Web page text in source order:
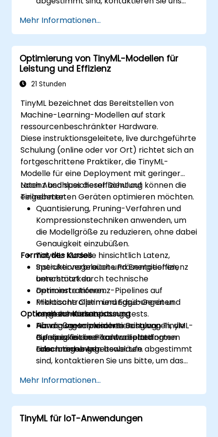
Mehr Informationen...
Optimierung von TinyML-Modellen für
Leistung und Effizienz
21 Stunden
TinyML bezeichnet das Bereitstellen von
Machine-Learning-Modellen auf stark
ressourcenbeschränkter Hardware.
Diese instruktionsgeleitete, live durchgeführte
Schulung (online oder vor Ort) richtet sich an
fortgeschrittene Praktiker, die TinyML-
Modelle für eine Deployment mit geringer
Latenz und speichereffizient auf
eingebetteten Geräten optimieren möchten.
Nach Abschluss dieser Schulung können die
Teilnehmer:
Quantisierung, Pruning-Verfahren und
Kompressionstechniken anwenden, um
die Modellgröße zu reduzieren, ohne dabei
Genauigkeit einzubüßen.
TinyML-Modelle hinsichtlich Latenz,
Speicherverbrauch und Energieeffizienz
benchmarken.
optimierte Inferenz-Pipelines auf
Mikrocontrollern und Edge-Geräten
implementieren.
Abwägungen zwischen Leistung,
Genauigkeit und hardwarebedingten
Einschränkungen bewerten.
Format des Kurses
Instruktionsgeleitete Präsentationen,
unterstützt durch technische
Demonstrationen.
Praktische Optimierungsübungen und
vergleichende Leistungstests.
Hands-on-Implementierung von TinyML-
Pipelines in einer kontrollierten
Laborumgebung.
Optionen zur Kursanpassung
Für maßgeschneiderte Schulungen, die
auf spezifische Hardwareplattformen
oder interne Arbeitsabläufe abgestimmt
sind, kontaktieren Sie uns bitte, um das
Mehr Informationen...
TinyML für IoT-Anwendungen